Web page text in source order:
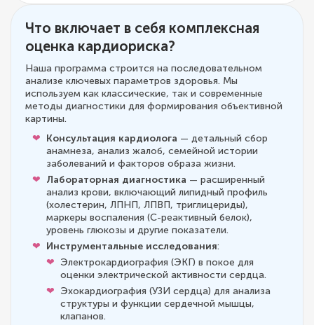
Что включает в себя комплексная
оценка кардиориска?
Наша программа строится на последовательном
анализе ключевых параметров здоровья. Мы
используем как классические, так и современные
методы диагностики для формирования объективной
картины.
Консультация кардиолога — детальный сбор
анамнеза, анализ жалоб, семейной истории
заболеваний и факторов образа жизни.
Лабораторная диагностика — расширенный
анализ крови, включающий липидный профиль
(холестерин, ЛПНП, ЛПВП, триглицериды),
маркеры воспаления (С-реактивный белок),
уровень глюкозы и другие показатели.
Инструментальные исследования:
Электрокардиография (ЭКГ) в покое для
оценки электрической активности сердца.
Эхокардиография (УЗИ сердца) для анализа
структуры и функции сердечной мышцы,
клапанов.